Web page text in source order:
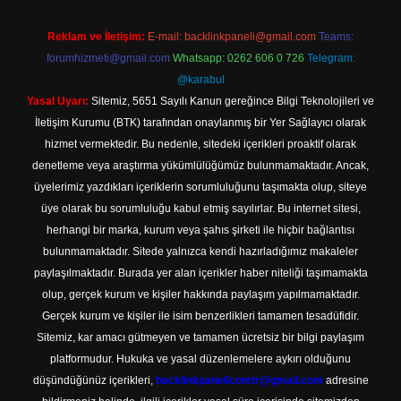
Reklam ve İletişim: E-mail: backlinkpaneli@gmail.com Teams:
forumhizmeti@gmail.com Whatsapp: 0262 606 0 726 Telegram:
@karabul
Yasal Uyarı: Sitemiz, 5651 Sayılı Kanun gereğince Bilgi Teknolojileri ve
İletişim Kurumu (BTK) tarafından onaylanmış bir Yer Sağlayıcı olarak
hizmet vermektedir. Bu nedenle, sitedeki içerikleri proaktif olarak
denetleme veya araştırma yükümlülüğümüz bulunmamaktadır. Ancak,
üyelerimiz yazdıkları içeriklerin sorumluluğunu taşımakta olup, siteye
üye olarak bu sorumluluğu kabul etmiş sayılırlar. Bu internet sitesi,
herhangi bir marka, kurum veya şahıs şirketi ile hiçbir bağlantısı
bulunmamaktadır. Sitede yalnızca kendi hazırladığımız makaleler
paylaşılmaktadır. Burada yer alan içerikler haber niteliği taşımamakta
olup, gerçek kurum ve kişiler hakkında paylaşım yapılmamaktadır.
Gerçek kurum ve kişiler ile isim benzerlikleri tamamen tesadüfidir.
Sitemiz, kar amacı gütmeyen ve tamamen ücretsiz bir bilgi paylaşım
platformudur. Hukuka ve yasal düzenlemelere aykırı olduğunu
düşündüğünüz içerikleri, backlinkpanelicomtr@gmail.com adresine